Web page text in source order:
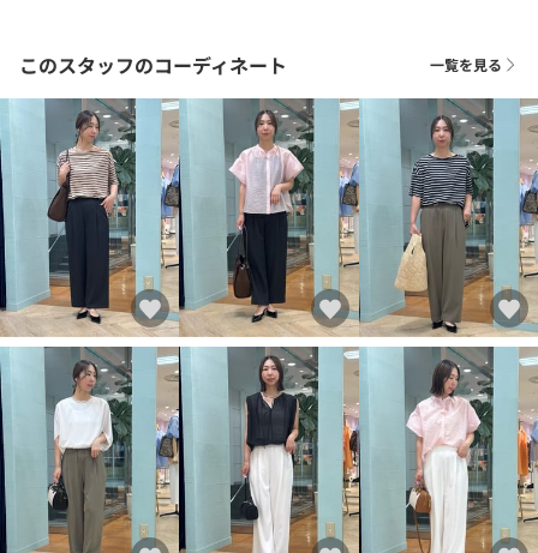
このスタッフのコーディネート 一覧を見る